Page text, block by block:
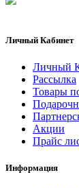
Личный Кабинет
Личный
Рассылка
Товары
Акции
Прайс
Информация